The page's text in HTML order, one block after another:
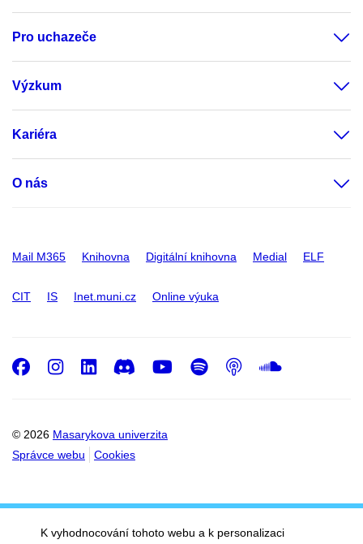
Pro uchazeče
Výzkum
Kariéra
O nás
Mail M365 Knihovna Digitální knihovna Medial ELF
CIT IS Inet.muni.cz Online výuka
© 2026 Masarykova univerzita
Správce webu
Cookies
Facebook
Instagram
LinkedIn
DiscordYoutube
Spotify
Podcast
K vyhodnocování tohoto webu a k personalizaci